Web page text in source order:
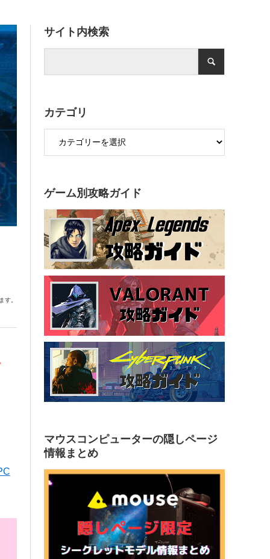
す。
サイト内検索
カテゴリ
ゲーム別攻略ガイド
マウスコンピューターの隠しページ
情報まとめ